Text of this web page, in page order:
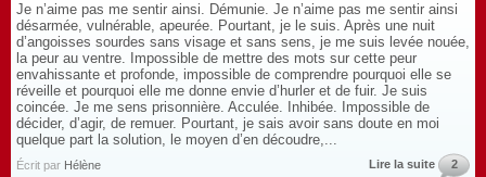
Je n’aime pas me sentir ainsi. Démunie. Je n’aime pas me sentir ainsi
désarmée, vulnérable, apeurée. Pourtant, je le suis. Après une nuit
d’angoisses sourdes sans visage et sans sens, je me suis levée nouée,
la peur au ventre. Impossible de mettre des mots sur cette peur
envahissante et profonde, impossible de comprendre pourquoi elle se
réveille et pourquoi elle me donne envie d’hurler et de fuir. Je suis
coincée. Je me sens prisonnière. Acculée. Inhibée. Impossible de
décider, d’agir, de remuer. Pourtant, je sais avoir sans doute en moi
quelque part la solution, le moyen d’en découdre,...
Écrit par Hélène Lire la suite 2